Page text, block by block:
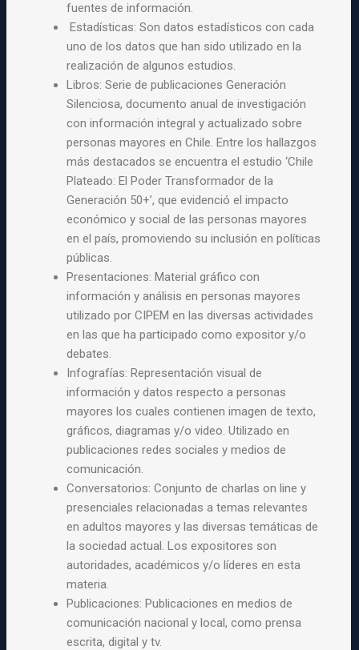
fuentes de información.
Estadísticas:Son datos estadísticos con cada
uno de los datos que han sido utilizado en la
realización de algunos estudios.
Libros: Serie de publicaciones Generación
Silenciosa, documento anual de investigación
con información integral y actualizado sobre
personas mayores en Chile. Entre los hallazgos
más destacados se encuentra el estudio ‘Chile
Plateado: El Poder Transformador de la
Generación 50+’, que evidenció el impacto
económico y social de las personas mayores
en el país, promoviendo su inclusión en políticas
públicas.
Presentaciones: Material gráfico con
información y análisis en personas mayores
utilizado por CIPEM en las diversas actividades
en las que ha participado como expositor y/o
debates.
Infografías: Representación visual de
información y datos respecto a personas
mayores los cuales contienen imagen de texto,
gráficos, diagramas y/o video. Utilizado en
publicaciones redes sociales y medios de
comunicación.
Conversatorios: Conjunto de charlas on line y
presenciales relacionadas a temas relevantes
en adultos mayores y las diversas temáticas de
la sociedad actual. Los expositores son
autoridades, académicos y/o líderes en esta
materia.
Publicaciones: Publicaciones en medios de
comunicación nacional y local, como prensa
escrita, digital y tv.